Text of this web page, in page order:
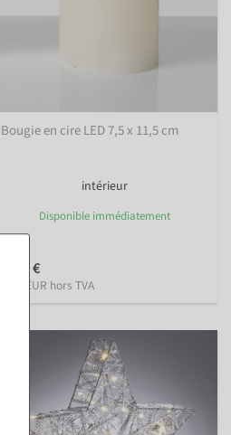
Bougie en cire LED 7,5 x 11,5 cm
intérieur
Disponible immédiatement
7,08 €
5,95 EUR hors TVA